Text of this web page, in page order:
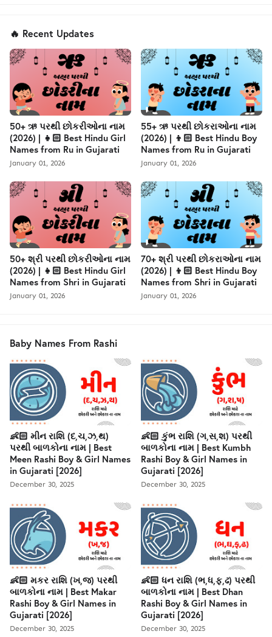
🔥 Recent Updates
50+ ઋ પરથી છોકરીઓના નામ
(2026) | 👧🏻 Best Hindu Girl
Names from Ru in Gujarati
January 01, 2026
55+ ઋ પરથી છોકરાઓના નામ
(2026) | 👦🏻 Best Hindu Boy
Names from Ru in Gujarati
January 01, 2026
50+ શ્રી પરથી છોકરીઓના નામ
(2026) | 👧🏻 Best Hindu Girl
Names from Shri in Gujarati
January 01, 2026
70+ શ્રી પરથી છોકરાઓના નામ
(2026) | 👦🏻 Best Hindu Boy
Names from Shri in Gujarati
January 01, 2026
Baby Names From Rashi
👶🏻 મીન રાશિ (દ,ચ,ઝ,થ)
પરથી બાળકોના નામ | Best
Meen Rashi Boy & Girl Names
in Gujarati [2026]
December 30, 2025
👶🏻 કુંભ રાશિ (ગ,સ,શ) પરથી
બાળકોના નામ | Best Kumbh
Rashi Boy & Girl Names in
Gujarati [2026]
December 30, 2025
👶🏻 મકર રાશિ (ખ,જ) પરથી
બાળકોના નામ | Best Makar
Rashi Boy & Girl Names in
Gujarati [2026]
December 30, 2025
👶🏻 ધન રાશિ (ભ,ધ,ફ,ઢ) પરથી
બાળકોના નામ | Best Dhan
Rashi Boy & Girl Names in
Gujarati [2026]
December 30, 2025